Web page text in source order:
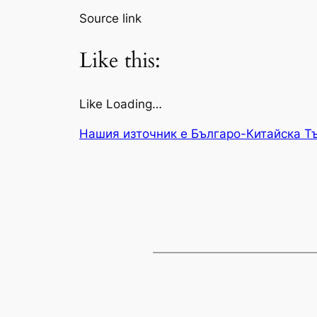
Source link
Like this:
Like Loading…
Нашия източник е Българо-Китайска